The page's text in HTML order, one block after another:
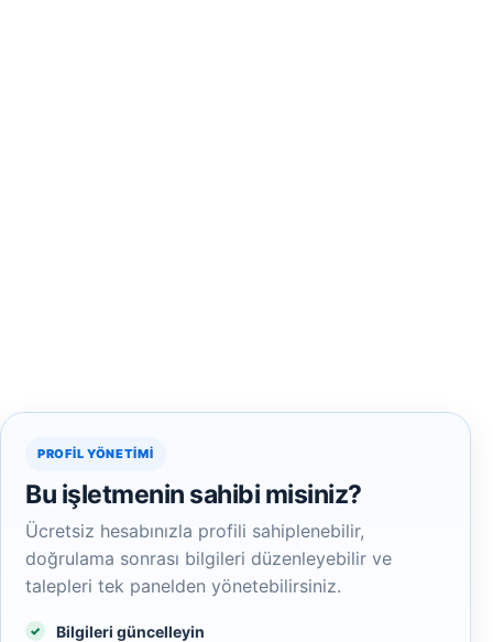
PROFIL YÖNETIMI
Bu işletmenin sahibi misiniz?
Ücretsiz hesabınızla profili sahiplenebilir,
doğrulama sonrası bilgileri düzenleyebilir ve
talepleri tek panelden yönetebilirsiniz.
Bilgileri güncelleyin